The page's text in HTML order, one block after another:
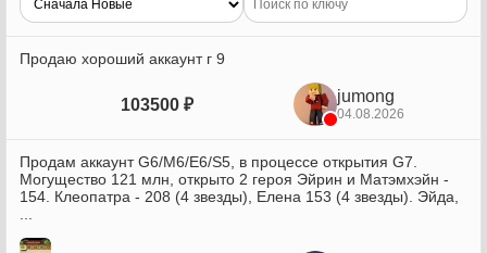
Продаю хороший аккаунт г 9
103500 ₽ jumong
04.08.2026
Продам аккаунт G6/M6/E6/S5, в процессе открытия G7.
Могущество 121 млн, открыто 2 героя Эйрин и Матэмхэйн -
154. Клеопатра - 208 (4 звезды), Елена 153 (4 звезды). Эйда,